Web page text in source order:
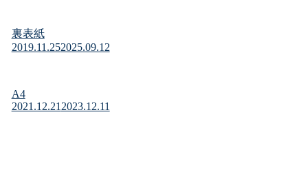
裏表紙
2019.11.252025.09.12
A4
2021.12.21 2023.12.11